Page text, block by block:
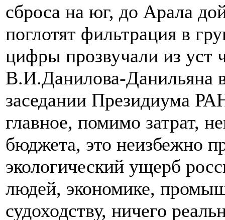
сброса на юг, до Арала
поглотят фильтрация в
цифры прозвучали из уст
В.И.Данилова-Данильяна
заседании Президиума
главное, помимо затрат,
бюджета, это неизбежно
экологический ущерб
людей, экономике,
судоходству, ничего